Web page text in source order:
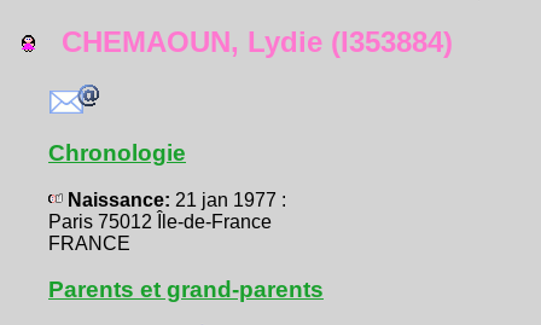
CHEMAOUN, Lydie (I353884)
Chronologie
Naissance: 21 jan 1977 :
Paris 75012 Île-de-France
FRANCE
Parents et grand-parents